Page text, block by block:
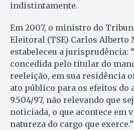
indistintamente.
Em 2007, o ministro do
Eleitoral (TSE) Carlos Alberto
estabeleceu a jurisprudência:
concedida pelo titular do
reeleição, em sua residência
ato público para os efeitos do
9.504/97, não relevando que
noticiada, o que acontece em
natureza do cargo que exerce.”